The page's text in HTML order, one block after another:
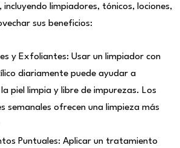
incluyendo limpiadores, tónicos, lociones,
sus beneficios:
y Exfoliantes: Usar un limpiador con
diariamente puede ayudar a
piel limpia y libre de impurezas. Los
semanales ofrecen una limpieza más
Puntuales: Aplicar un tratamiento